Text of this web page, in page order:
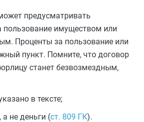
предусматривать
пользование имуществом или
Проценты за пользование или
пункт. Помните, что договор
станет безвозмездным,
в тексте;
не деньги (ст. 809 ГК).